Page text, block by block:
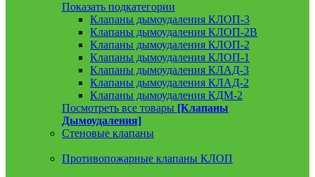
Показать подкатегории
Клапаны дымоудаления КЛОП-3
Клапаны дымоудаления КЛОП-2В
Клапаны дымоудаления КЛОП-2
Клапаны дымоудаления КЛОП-1
Клапаны дымоудаления КЛАД-3
Клапаны дымоудаления КЛАД-2
Клапаны дымоудаления КДМ-2
Посмотреть все товары [Клапаны
Дымоудаления]
Стеновые клапаны
Противопожарные клапаны КЛОП